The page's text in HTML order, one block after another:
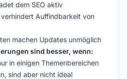
dem SEO aktiv
Auffindbarkeit von
machen Updates unmöglich
sind besser, wenn:
in einigen Themenbereichen
sind aber nicht ideal